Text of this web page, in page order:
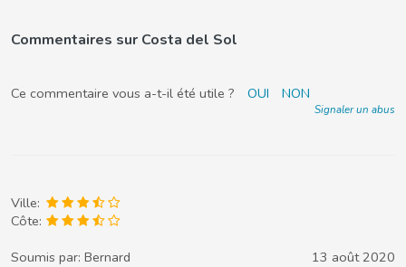
Commentaires sur Costa del Sol
Ce commentaire vous a-t-il été utile ? OUI NON
Signaler un abus
Ville:
Côte:
Soumis par: Bernard 13 août 2020